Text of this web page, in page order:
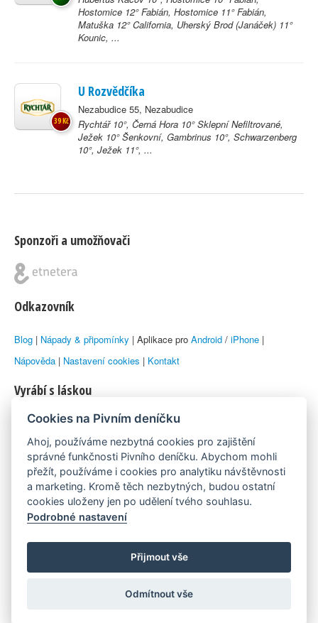
Hostomice 12° Fabián, Hostomice 11° Fabián,
Matuška 12° California, Uherský Brod (Janáček) 11°
Kounic, ...
U Rozvědčíka
Nezabudice 55, Nezabudice
Rychtář 10°, Černá Hora 10° Sklepní Nefiltrované,
Ježek 10° Šenkovní, Gambrinus 10°, Schwarzenberg
10°, Ježek 11°, ...
39 Kč
Sponzoři a umožňovači
Odkazovník
Blog | Nápady & připomínky | Aplikace pro Android / iPhone |
Nápověda | Nastavení cookies | Kontakt
Vyrábí s láskou
© 2010–2026 byLukáš Zemanaka Emka
Máme rádi
Pivní.info
Poznámka pod čarou
Pivní deníček je nezávislý zdroj, který není spjat s žádným
konkrétním pivovarem ani restaurací. Názory uživatelů nemusí nutně
reprezentovat názory tvůrců Deníčku.
Cookies na Pivním deníčku
Ahoj, používáme nezbytná cookies pro zajištění
správné funkčnosti Pivního deníčku. Abychom mohli
přežít, používáme i cookies pro analytiku návštěvnosti
a marketing. Kromě těch nezbytných, budou ostatní
cookies uloženy jen po udělení tvého souhlasu.
Podrobné nastavení
Přijmout vše
Odmítnout vše